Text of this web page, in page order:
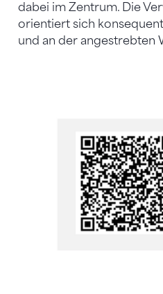
dabei im Zentrum. Die
orientiert sich
und an der angestrebten